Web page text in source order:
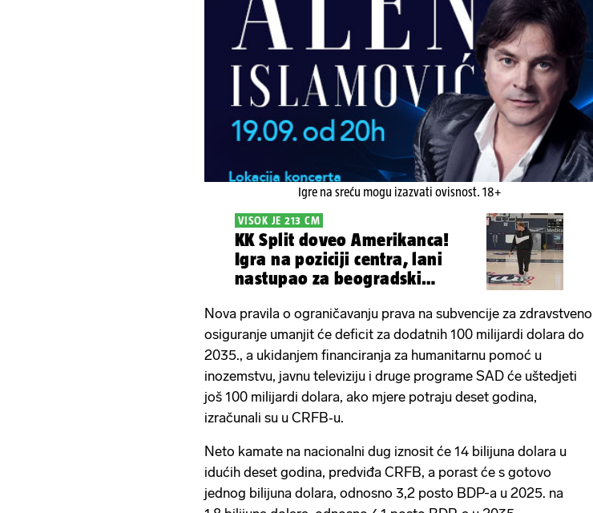
Igre na sreću mogu izazvati ovisnost. 18+
VISOK JE 213 CM
KK Split doveo Amerikanca!
Igra na poziciji centra, lani
nastupao za beogradski
Nova pravila o ograničavanju prava na subvencije za zdravstveno
osiguranje umanjit će deficit za dodatnih 100 milijardi dolara do
2035., a ukidanjem financiranja za humanitarnu pomoć u
inozemstvu, javnu televiziju i druge programe SAD će uštedjeti
još 100 milijardi dolara, ako mjere potraju deset godina,
izračunali su u CRFB‑u.
Neto kamate na nacionalni dug iznosit će 14 bilijuna dolara u
idućih deset godina, predviđa CRFB, a porast će s gotovo
jednog bilijuna dolara, odnosno 3,2 posto BDP-a u 2025. na